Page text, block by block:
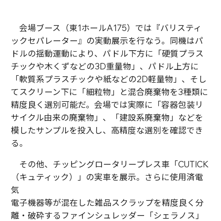
会場ブース（東1ホールA175）では『バリスティ
ックセパレーター』の実動展示を行なう。同機はパ
ドルの揺動運動により、パドル下方に「硬質プラス
チックや木くずなどの3D重量物」、パドル上方に
「軟質系プラスチックや紙などの2D軽量物」、そし
てスクリーン下に「細粒物」と混合廃棄物を3種類に
精度良く選別可能だ。会場では実際に「容器包装リ
サイクル由来の廃棄物」、「建設系廃棄物」などを
模したサンプルを投入し、高精度な選別を確認でき
る。
その他、チッピングロータリープレス車「CUTICK
（キュティック）」の実車を展示。さらに使用済電
気
電子機器等が混在した雑品スクラップを精度良く分
離・破砕するファインシュレッダー「シェラノス」